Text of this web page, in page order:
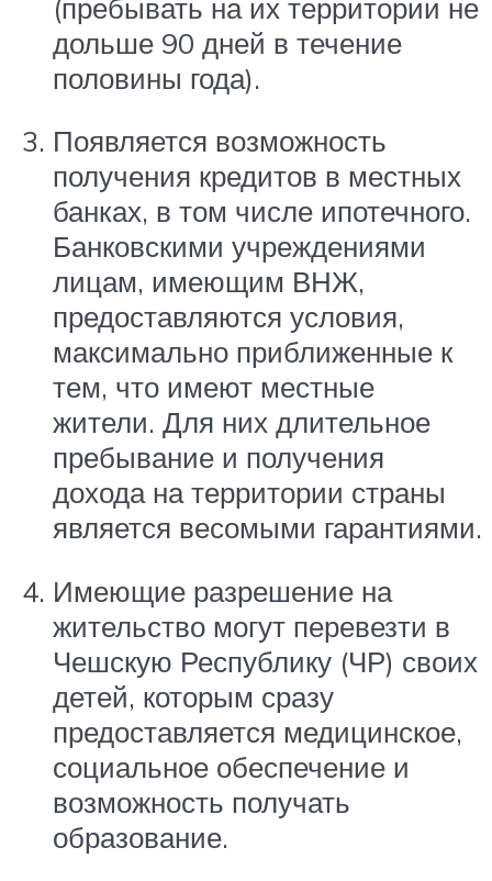
(пребывать на их территории не
дольше 90 дней в течение
половины года).
Появляется возможность
получения кредитов в местных
банках, в том числе ипотечного.
Банковскими учреждениями
лицам, имеющим ВНЖ,
предоставляются условия,
максимально приближенные к
тем, что имеют местные
жители. Для них длительное
пребывание и получения
дохода на территории страны
является весомыми гарантиями.
Имеющие разрешение на
жительство могут перевезти в
Чешскую Республику (ЧР) своих
детей, которым сразу
предоставляется медицинское,
социальное обеспечение и
возможность получать
образование.